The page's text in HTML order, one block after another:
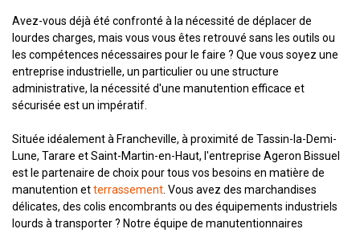
Avez-vous déjà été confronté à la nécessité de déplacer de
lourdes charges, mais vous vous êtes retrouvé sans les outils ou
les compétences nécessaires pour le faire ? Que vous soyez une
entreprise industrielle, un particulier ou une structure
administrative, la nécessité d'une manutention efficace et
sécurisée est un impératif.
Située idéalement à Francheville, à proximité de Tassin-la-Demi-
Lune, Tarare et Saint-Martin-en-Haut, l'entreprise Ageron Bissuel
est le partenaire de choix pour tous vos besoins en matière de
manutention etterrassement . Vous avez des marchandises
délicates, des colis encombrants ou des équipements industriels
lourds à transporter ? Notre équipe de manutentionnaires